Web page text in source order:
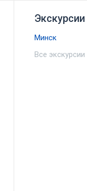
Экскурсии
Минск
Все экскурсии